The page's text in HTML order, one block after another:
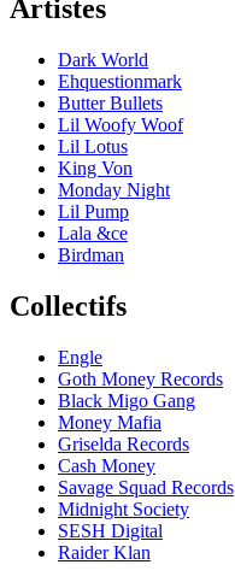
Artistes
Dark World
Ehquestionmark
Butter Bullets
Lil Woofy Woof
Lil Lotus
King Von
Monday Night
Lil Pump
Lala &ce
Birdman
Collectifs
Engle
Goth Money Records
Black Migo Gang
Money Mafia
Griselda Records
Cash Money
Savage Squad Records
Midnight Society
SESH Digital
Raider Klan